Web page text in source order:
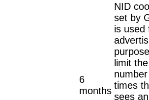
6
months
NID
set by
is used
limit the
times
sees